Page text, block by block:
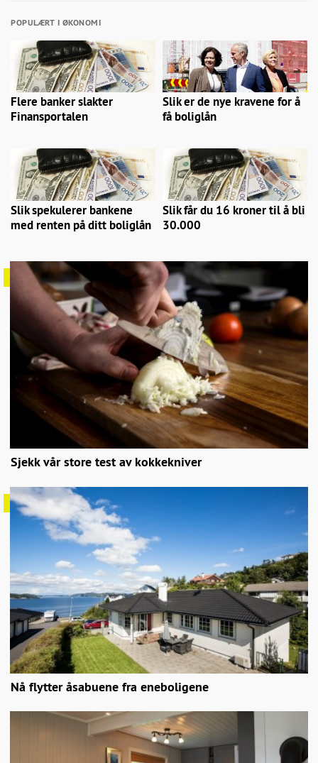
POPULÆRT I ØKONOMI
Flere banker slakter
Finansportalen
Slik er de nye kravene for å
få boliglån
Slik spekulerer bankene
med renten på ditt boliglån
Slik får du 16 kroner til å bli
30.000
Sjekk vår store test av kokkekniver
Nå flytter åsabuene fra eneboligene